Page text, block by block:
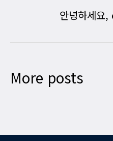
안녕하세요,
More posts